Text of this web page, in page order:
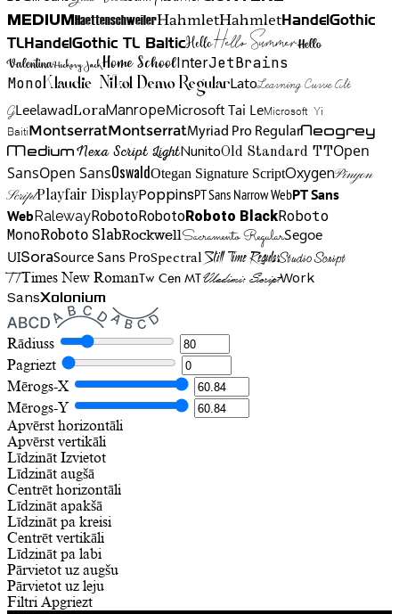
Medium HaettenschweilerHahmletHahmletHandelGothic
TLHandelGothic TL BalticHelloHello SummerHello
ValentinaHickory JackHome SchoolInterJetBrains
MonoKlaudie Nikol Demo RegularLatoLearning Curve Alt
GLeelawadLoraManropeMicrosoft Tai LeMicrosoft Yi
BaitiMontserratMontserratMyriad Pro RegularNeogrey
MediumNexa Script LightNunitoOld Standard TTOpen
SansOpen SansOswaldOtegan Signature ScriptOxygenPinyon
ScriptPlayfair DisplayPoppinsPT Sans Narrow WebPT Sans
WebRalewayRobotoRobotoRoboto BlackRoboto
MonoRoboto SlabRockwellSacramento RegularSegoe
UISoraSource Sans ProSpectralStill Time RegularStudio Script
TTTimes New RomanTw Cen MTVladimir ScriptWork
SansXolonium
Rādiuss
Pagriezt
Mērogs-X
Mērogs-Y
Apvērst horizontāli
Apvērst vertikāli
Līdzināt Izvietot
Līdzināt augšā
Centrēt horizontāli
Līdzināt apakšā
Līdzināt pa kreisi
Centrēt vertikāli
Līdzināt pa labi
Pārvietot uz augšu
Pārvietot uz leju
Filtri Apgriezt